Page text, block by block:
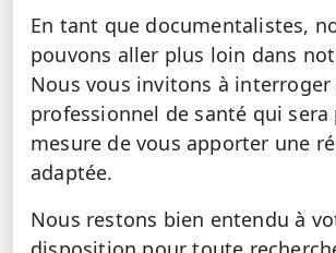
En tant que documentalistes,
pouvons aller plus loin dans
Nous vous invitons à interroger
professionnel de santé qui sera
mesure de vous apporter une
adaptée.
Nous restons bien entendu à